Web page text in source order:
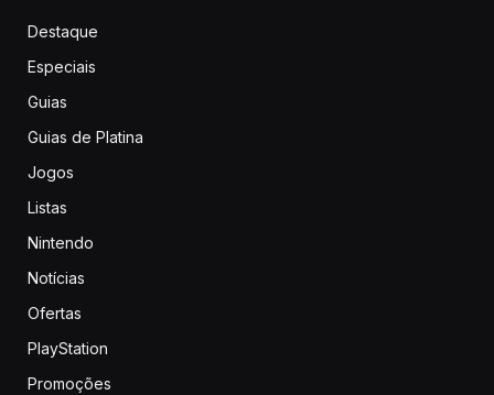
Destaque
Especiais
Guias
Guias de Platina
Jogos
Listas
Nintendo
Notícias
Ofertas
PlayStation
Promoções